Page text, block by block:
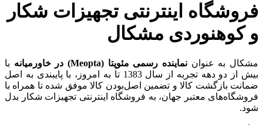
فروشگاه اینترنتی تجهیزات شکار
و کوهنوردی مشکال
مشکال به عنوان نماینده رسمی مئوپتا (Meopta) در خاورمیانه
با
بیش از دو دهه تجربه از سال 1383 تا به امروز، با پایبندی به اصل
ضمانت بازگشت کالا و تضمین اصل‌بودن کالا موفق شده تا همراه با
فروشگاه‌های معتبر جهان، به فروشگاه اینترنتی تجهیزات شکار بدل
شود.